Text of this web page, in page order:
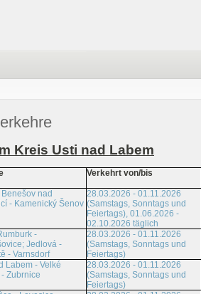
Kreis Usti nad Labem
Verkehrt von/bis
nad
- Kamenický Šenov
28.03.2026 - 01.11.2026
(Samstags, Sonntags und
Feiertags), 01.06.2026 -
02.10.2026 täglich
-
Jedlová -
- Varnsdorf
28.03.2026 - 01.11.2026
(Samstags, Sonntags und
Feiertags)
Labem - Velké
Zubrnice
28.03.2026 - 01.11.2026
(Samstags, Sonntags und
Feiertags)